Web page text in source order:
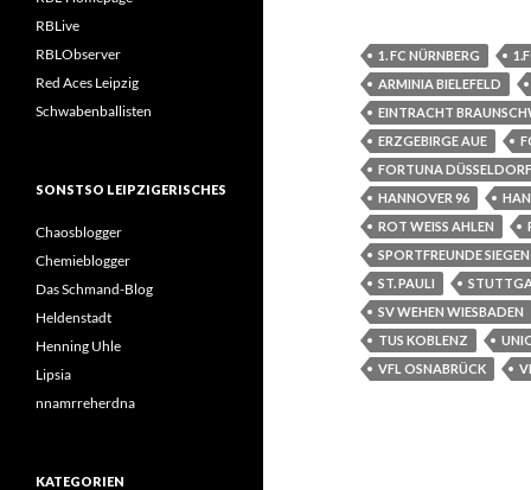
1. FC NÜRNBERG
ARMINIA BIELEFELD
EINTRACHT
ERZGEBIRGE AUE
FORTUNA DÜSSELDORF
HANNOVER 96
ROT WEISS AHLEN
SPORTFREUNDE SIEGEN
ST. PAULI
SV WEHEN WIESBADEN
TUS KOBLENZ
VFL OSNABRÜCK
RBLive
RBLObserver
Red Aces Leipzig
Schwabenballisten
SONSTSO LEIPZIGERISCHES
Chaosblogger
Chemieblogger
Das Schmand-Blog
Heldenstadt
Henning Uhle
Lipsia
nnamrreherdna
KATEGORIEN